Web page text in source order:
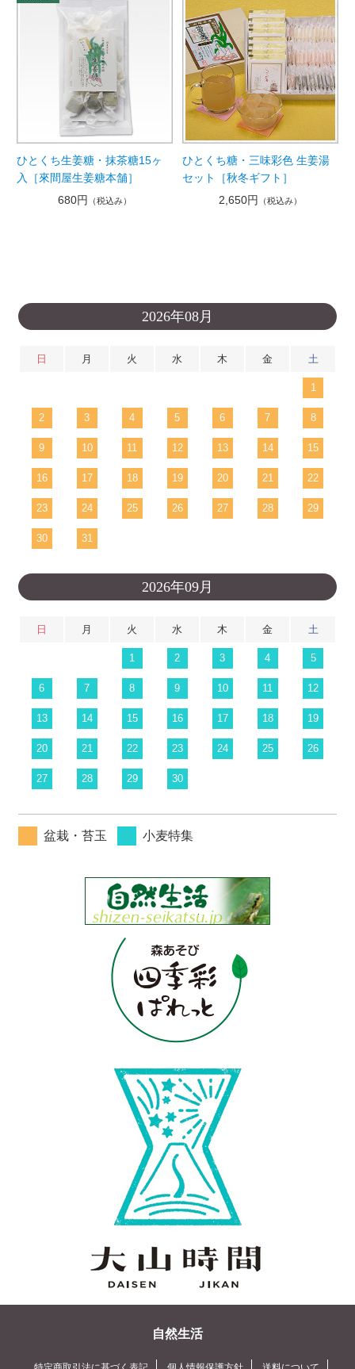
ひとくち生姜糖・抹茶糖15ヶ
入［來間屋生姜糖本舗］
680円
（税込み）
ひとくち糖・三味彩色 生姜湯
セット［秋冬ギフト］
2,650円
（税込み）
2026年08月
日 月 火 水 木 金 土
1
2 3 4 5 6 7 8
9 10 11 12 13 14 15
16 17 18 19 20 21 22
23 24 25 26 27 28 29
30 31
2026年09月
日 月 火 水 木 金 土
1 2 3 4 5
6 7 8 9 10 11 12
13 14 15 16 17 18 19
20 21 22 23 24 25 26
27 28 29 30
盆栽・苔玉 小麦特集
自然生活